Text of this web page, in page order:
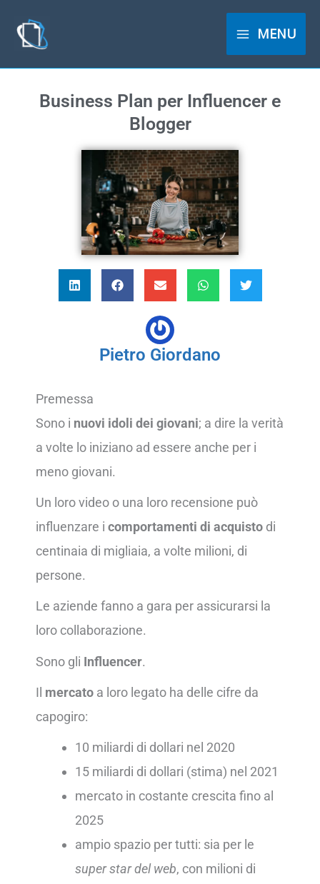
contenuto
MENU
Business Plan per Influencer e
Blogger
Pietro Giordano
Premessa
Sono i nuovi idoli dei giovani; a dire la verità
a volte lo iniziano ad essere anche per i
meno giovani.
Un loro video o una loro recensione può
influenzare i comportamenti di acquisto di
centinaia di migliaia, a volte milioni, di
persone.
Le aziende fanno a gara per assicurarsi la
loro collaborazione.
Sono gli Influencer.
Il mercato a loro legato ha delle cifre da
capogiro:
10 miliardi di dollari nel 2020
15 miliardi di dollari (stima) nel 2021
mercato in costante crescita fino al
2025
ampio spazio per tutti: sia per le
super star del web, con milioni di